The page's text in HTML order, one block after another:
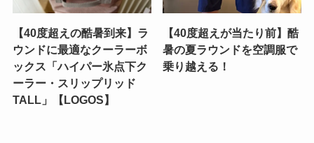
【40度超えの酷暑到来】ラ
ウンドに最適なクーラーボ
ックス「ハイパー氷点下ク
ーラー・スリップリッド
TALL」【LOGOS】
【40度超えが当たり前】酷
暑の夏ラウンドを空調服で
乗り越える！